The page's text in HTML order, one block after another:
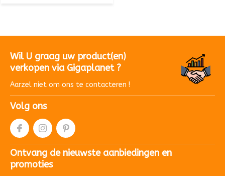
Wil U graag uw product(en)
verkopen via Gigaplanet ?
Aarzel niet om ons te contacteren !
Volg ons
Ontvang de nieuwste aanbiedingen en
promoties